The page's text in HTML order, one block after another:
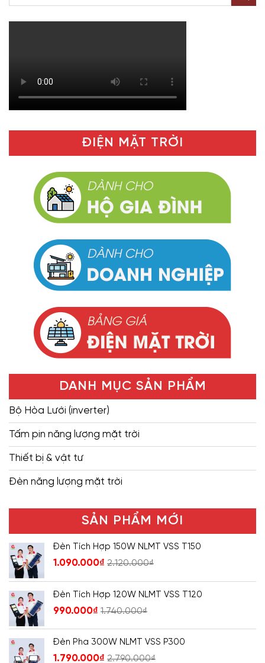
ĐIỆN MẶT TRỜI
DANH MỤC SẢN PHẨM
Bộ Hòa Lưới (inverter)
Tấm pin năng lượng mặt trời
Thiết bị & vật tư
Đèn năng lượng mặt trời
SẢN PHẨM MỚI
Đèn Tích Hợp 150W NLMT VSS T150
1.090.000₫ 2.120.000₫
Đèn Tích Hợp 120W NLMT VSS T120
990.000₫ 1.740.000₫
Đèn Pha 300W NLMT VSS P300
1.790.000₫ 2.790.000₫